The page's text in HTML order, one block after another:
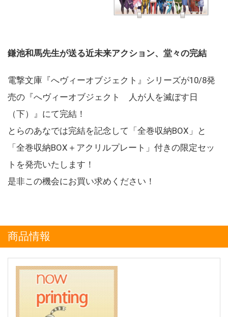
鎌池和馬先生が送る近未来アクション、堂々の完結
電撃文庫『へヴィーオブジェクト』シリーズが10/8発
売の『へヴィーオブジェクト 人が人を滅ぼす日
（下）』にて完結！
とらのあなでは完結を記念して「全巻収納BOX」と
「全巻収納BOX＋アクリルプレート」付きの限定セッ
トを発売いたします！
是非この機会にお買い求めください！
商品情報